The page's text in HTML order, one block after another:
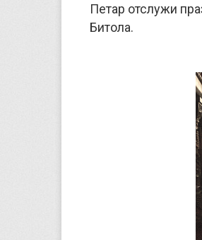
Петар отслужи
Битола.